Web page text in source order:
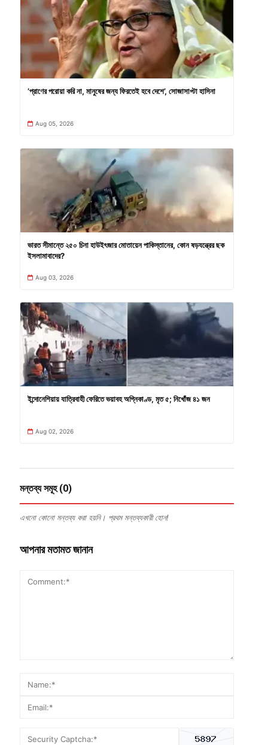
’প্রাণের পরোয়া করি না, মানুষের জন্য ফিরতেই হবে দেশে’, সোজাসাপ্টা হাসিনা
Aug 05, 2026
ভারত সীমান্তে ২৫০ চিনা হাউইৎজার মোতায়েন পাকিস্তানের, কোন ষড়যন্ত্রের ছক
ইসলামাবাদের?
Aug 03, 2026
ইন্দোনেশিয়ায় যাত্রিবাহী ফেরিতে ভয়াবহ অগ্নিকাণ্ড, মৃত ৫; নিখোঁজ ৪১ জন
Aug 02, 2026
মন্তব্য সমূহ (0)
এখনো কোনো মন্তব্য করা হয়নি। প্রথম মন্তব্যকারী হোন!
আপনার মতামত জানান